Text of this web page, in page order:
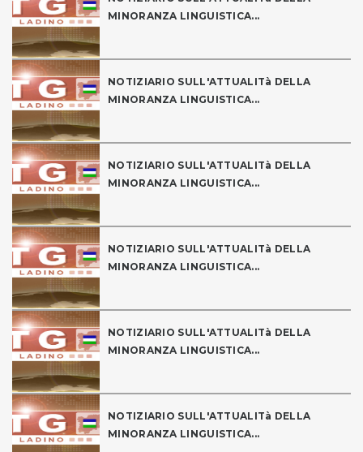
MINORANZA LINGUISTICA...
NOTIZIARIO SULL'ATTUALITà DELLA
MINORANZA LINGUISTICA...
NOTIZIARIO SULL'ATTUALITà DELLA
MINORANZA LINGUISTICA...
NOTIZIARIO SULL'ATTUALITà DELLA
MINORANZA LINGUISTICA...
NOTIZIARIO SULL'ATTUALITà DELLA
MINORANZA LINGUISTICA...
NOTIZIARIO SULL'ATTUALITà DELLA
MINORANZA LINGUISTICA...